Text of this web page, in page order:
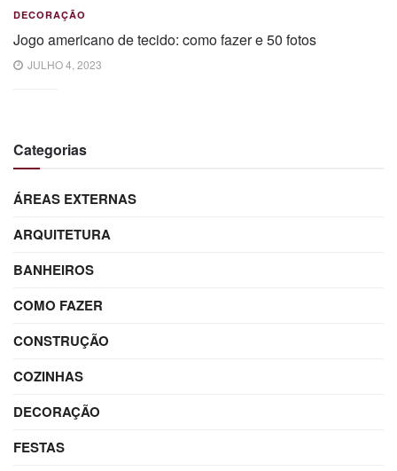
DECORAÇÃO
Jogo americano de tecido: como fazer e 50 fotos
JULHO 4, 2023
Categorias
ÁREAS EXTERNAS
ARQUITETURA
BANHEIROS
COMO FAZER
CONSTRUÇÃO
COZINHAS
DECORAÇÃO
FESTAS